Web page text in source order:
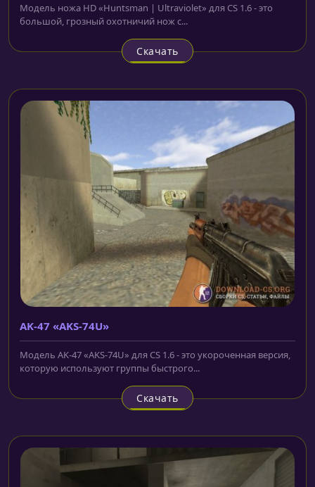
Модель ножа HD «Huntsman | Ultraviolet» для CS 1.6 - это
большой, грозный охотничий нож с...
Скачать
AK-47 «AKS-74U»
Модель AK-47 «AKS-74U» для CS 1.6 - это укороченная версия,
которую используют группы быстрого...
Скачать